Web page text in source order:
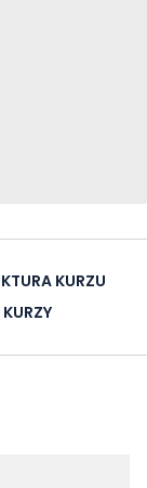
KURZU